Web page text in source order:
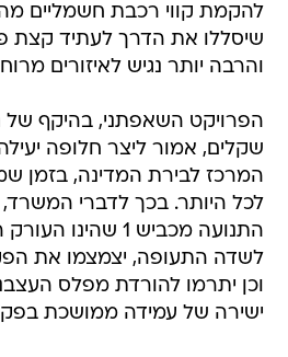
שיסללו את הדרך לעתיד קצת
והרבה יותר נגיש לאיזורים
הפרויקט השאפתני, בהיקף של
שקלים, אמור ליצר חלופה יעילה
לכל היותר. בכך לדברי המשרד,
התנועה מכביש 1
לשדה התעופה, יצמצמו את
וכן יתרמו להורדת מפלס
ישירה של עמידה ממושכת